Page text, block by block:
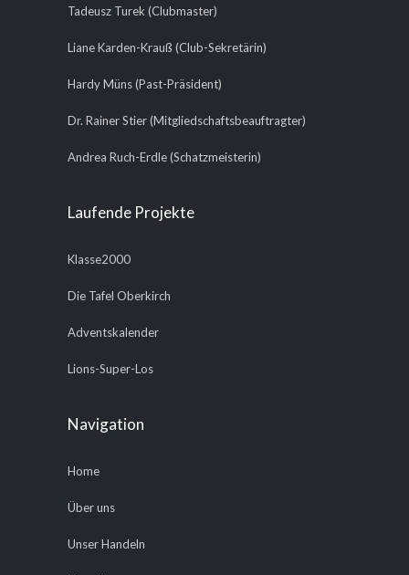
Tadeusz Turek (Clubmaster)
Liane Karden-Krauß (Club-Sekretärin)
Hardy Müns (Past-Präsident)
Dr. Rainer Stier (Mitgliedschaftsbeauftragter)
Andrea Ruch-Erdle (Schatzmeisterin)
Laufende Projekte
Klasse2000
Die Tafel Oberkirch
Adventskalender
Lions-Super-Los
Navigation
Home
Über uns
Unser Handeln